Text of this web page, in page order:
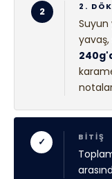
2 2.
Suyun
✓ BITIŞ